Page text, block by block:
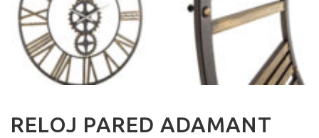
RELOJ PARED ADAMANT